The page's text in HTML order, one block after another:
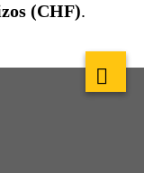
(CHF).